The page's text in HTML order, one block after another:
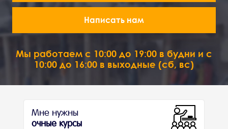
Написать нам
Мы работаем с 10:00 до 19:00 в будни и с
10:00 до 16:00 в выходные (сб, вс)
Мне нужны
очные курсы